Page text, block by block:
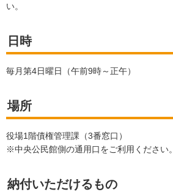
い。
日時
毎月第4日曜日（午前9時～正午）
場所
役場1階債権管理課（3番窓口）
※中央公民館側の通用口をご利用ください。
納付いただけるもの